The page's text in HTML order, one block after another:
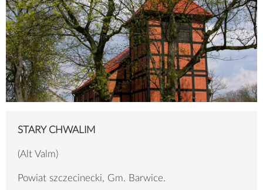
STARY CHWALIM
(Alt Valm)
Powiat szczecinecki, Gm. Barwice.